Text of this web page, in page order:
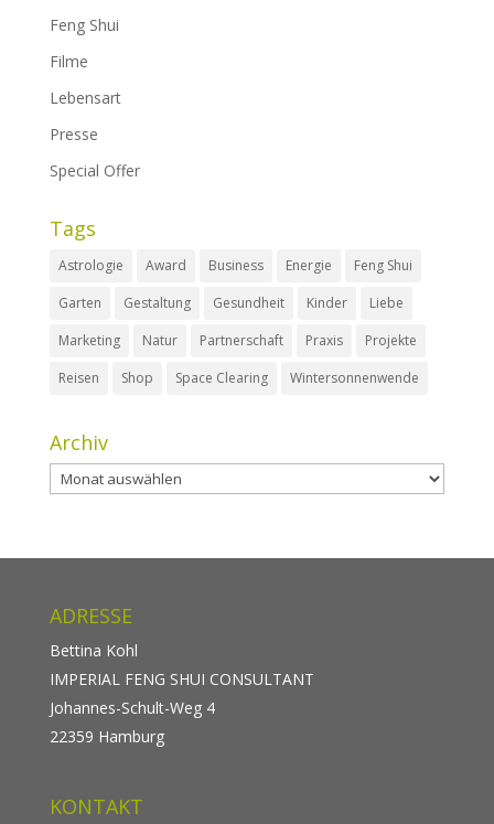
Feng Shui
Filme
Lebensart
Presse
Special Offer
Tags
Astrologie Award Business Energie
Feng Shui
Garten
Gestaltung Gesundheit Kinder
Liebe
Marketing
Natur Partnerschaft Praxis
Projekte
Reisen
Shop Space Clearing Wintersonnenwende
Archiv
Archiv
ADRESSE
Bettina Kohl
IMPERIAL FENG SHUI CONSULTANT
Johannes-Schult-Weg 4
22359 Hamburg
KONTAKT